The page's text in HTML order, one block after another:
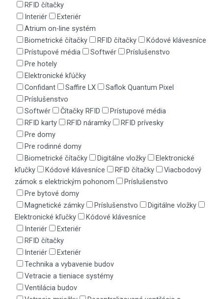
RFID čítačky
Interiér
Exteriér
Atrium on-line systém
Biometrické čítačky
RFID čítačky
Kódové klávesníce
Prístupové média
Softwér
Príslušenstvo
Pre hotely
Elektronické kľúčky
Confidant
Saffire LX
Saflok Quantum Pixel
Príslušenstvo
Softwér
Čítačky RFID
Prístupové média
RFID karty
RFID náramky
RFID prívesky
Pre domy
Pre rodinné domy
Biometrické čítačky
Digitálne vložky
Elektronické
kľučky
Kódové klávesníce RFID čítačky
Viacbodový
zámok s elektrickým pohonom
Príslušenstvo
Pre bytové domy
Magnetické zámky
Príslušenstvo
Digitálne vložky
Elektronické kľučky
Kódové klávesníce
Interiér
Exteriér
RFID čítačky
Interiér
Exteriér
Technika a vybavenie budov
Vetracie a tieniace systémy
Ventilácia budov